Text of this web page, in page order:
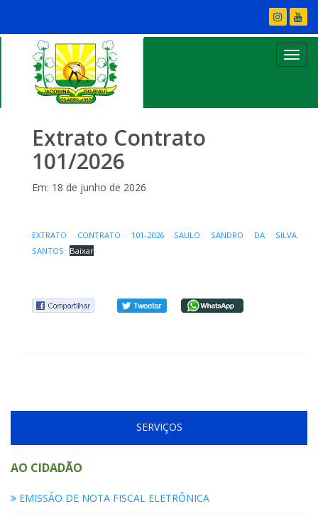
Extrato Contrato
101/2026
Em: 18 de junho de 2026
EXTRATO CONTRATO 101-2026 SAULO SANDRO DA SILVA
SANTOS
Baixar
SERVIÇOS
AO CIDADÃO
EMISSÃO DE NOTA FISCAL ELETRÔNICA